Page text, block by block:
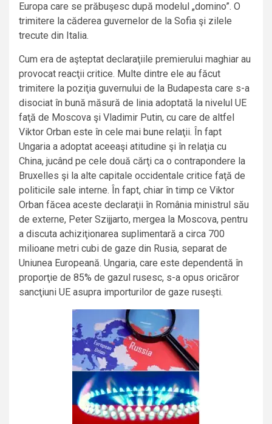
Europa care se prăbuşesc după modelul „domino”. O
trimitere la căderea guvernelor de la Sofia şi zilele
trecute din Italia.
Cum era de aşteptat declaraţiile premierului maghiar au
provocat reacţii critice. Multe dintre ele au făcut
trimitere la poziţia guvernului de la Budapesta care s-a
disociat în bună măsură de linia adoptată la nivelul UE
faţă de Moscova şi Vladimir Putin, cu care de altfel
Viktor Orban este în cele mai bune relaţii. În fapt
Ungaria a adoptat aceeaşi atitudine şi în relaţia cu
China, jucând pe cele două cărţi ca o contrapondere la
Bruxelles şi la alte capitale occidentale critice faţă de
politicile sale interne. În fapt, chiar în timp ce Viktor
Orban făcea aceste declaraţii în România ministrul său
de externe, Peter Szijjarto, mergea la Moscova, pentru
a discuta achiziţionarea suplimentară a circa 700
milioane metri cubi de gaze din Rusia, separat de
Uniunea Europeană. Ungaria, care este dependentă în
proporţie de 85% de gazul rusesc, s-a opus oricăror
sancţiuni UE asupra importurilor de gaze ruseşti.